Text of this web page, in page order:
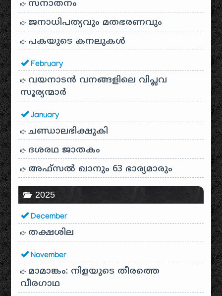
സനാതനം
ജനാധിപത്യവും മതഭരണവും
പകയുടെ കനലുകൾ
February
വയനാടൻ വനങ്ങളിലെ വിപ്ലവ
സൂര്യന്മാർ
January
ചണ്ഡാലഭിക്ഷുകി
ദശരഥ ജാതകം
അഫ്സൽ ഖാനും 63 ഭാര്യമാരും
2025
December
തക്ഷശില
November
മാമാങ്കം: നിളയുടെ തീരത്തെ
വീരഗാഥ